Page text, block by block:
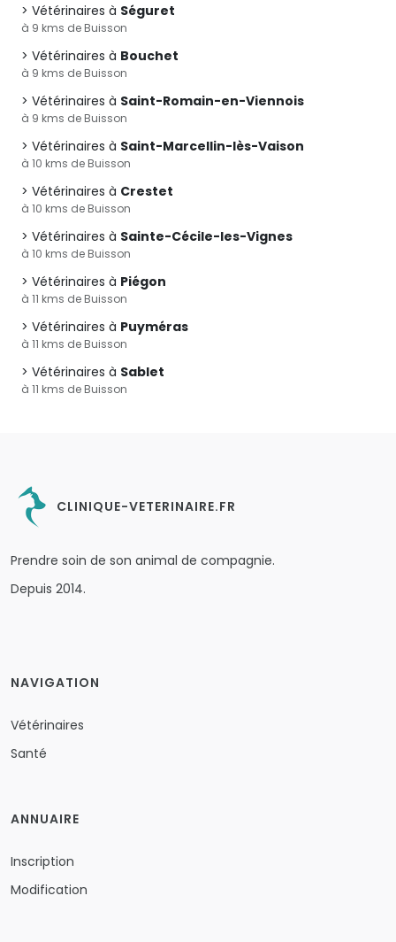
Vétérinaires à Séguret
à 9 kms de Buisson
Vétérinaires à Bouchet
à 9 kms de Buisson
Vétérinaires à Saint-Romain-en-Viennois
à 9 kms de Buisson
Vétérinaires à Saint-Marcellin-lès-Vaison
à 10 kms de Buisson
Vétérinaires à Crestet
à 10 kms de Buisson
Vétérinaires à Sainte-Cécile-les-Vignes
à 10 kms de Buisson
Vétérinaires à Piégon
à 11 kms de Buisson
Vétérinaires à Puyméras
à 11 kms de Buisson
Vétérinaires à Sablet
à 11 kms de Buisson
CLINIQUE-VETERINAIRE.FR
Prendre soin de son animal de compagnie.
Depuis 2014.
NAVIGATION
Vétérinaires
Santé
ANNUAIRE
Inscription
Modification